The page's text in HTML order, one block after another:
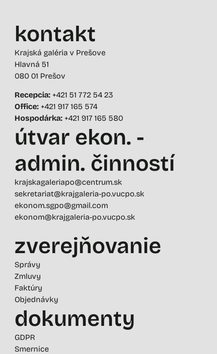
kontakt
Krajská galéria v Prešove
Hlavná 51
080 01 Prešov
Recepcia: +421 51 772 54 23
Office: +421 917 165 574
Hospodárka: +421 917 165 580
útvar ekon. -
admin. činností
krajskagaleriapo@centrum.sk
sekretariat@krajgaleria-po.vucpo.sk
ekonom.sgpo@gmail.com
ekonom@krajgaleria-po.vucpo.sk
zverejňovanie
Správy
Zmluvy
Faktúry
Objednávky
dokumenty
GDPR
Smernice